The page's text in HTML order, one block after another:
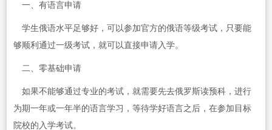
一、有语言申请
学生俄语水平足够好，可以参加官方的俄语等级考试，只要能
够顺利通过一级考试，就可以直接申请入学。
二、零基础申请
如果不能够通过专业的考试，就需要先去俄罗斯读预科，进行
为期一年或一年半的语言学习，等待学好语言之后，在参加目标
院校的入学考试。